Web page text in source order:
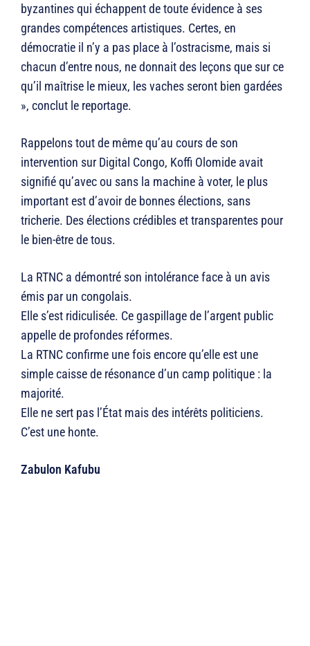
byzantines qui échappent de toute évidence à ses
grandes compétences artistiques. Certes, en
démocratie il n’y a pas place à l’ostracisme, mais si
chacun d’entre nous, ne donnait des leçons que sur ce
qu’il maîtrise le mieux, les vaches seront bien gardées
», conclut le reportage.
Rappelons tout de même qu’au cours de son
intervention sur Digital Congo, Koffi Olomide avait
signifié qu’avec ou sans la machine à voter, le plus
important est d’avoir de bonnes élections, sans
tricherie. Des élections crédibles et transparentes pour
le bien-être de tous.
La RTNC a démontré son intolérance face à un avis
émis par un congolais.
Elle s’est ridiculisée. Ce gaspillage de l’argent public
appelle de profondes réformes.
La RTNC confirme une fois encore qu’elle est une
simple caisse de résonance d’un camp politique : la
majorité.
Elle ne sert pas l’État mais des intérêts politiciens.
C’est une honte.
Zabulon Kafubu